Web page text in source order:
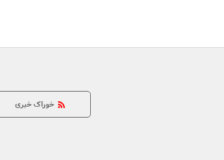
خوراک خبری